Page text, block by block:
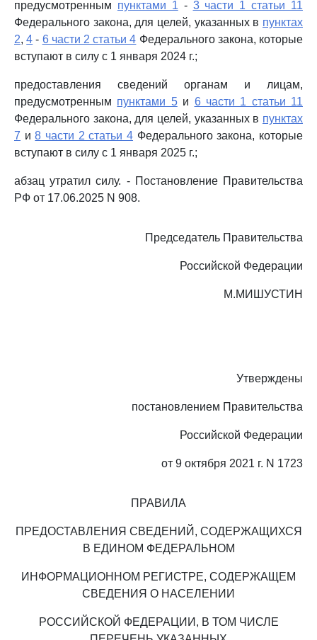
предусмотренным пунктами 1 - 3 части 1 статьи 11
Федерального закона, для целей, указанных в пунктах
2,4 - 6 части 2 статьи 4 Федерального закона, которые
вступают в силу с 1 января 2024 г.;
предоставления сведений органам и лицам,
предусмотренным пунктами 5и 6 части 1 статьи 11
Федерального закона, для целей, указанных в пунктах
7 и8 части 2 статьи 4 Федерального закона, которые
вступают в силу с 1 января 2025 г.;
абзац утратил силу. - Постановление Правительства
РФ от 17.06.2025 N 908.
Председатель Правительства
Российской Федерации
М.МИШУСТИН
Утверждены
постановлением Правительства
Российской Федерации
от 9 октября 2021 г. N 1723
ПРАВИЛА
ПРЕДОСТАВЛЕНИЯ СВЕДЕНИЙ, СОДЕРЖАЩИХСЯ
В ЕДИНОМ ФЕДЕРАЛЬНОМ
ИНФОРМАЦИОННОМ РЕГИСТРЕ, СОДЕРЖАЩЕМ
СВЕДЕНИЯ О НАСЕЛЕНИИ
РОССИЙСКОЙ ФЕДЕРАЦИИ, В ТОМ ЧИСЛЕ